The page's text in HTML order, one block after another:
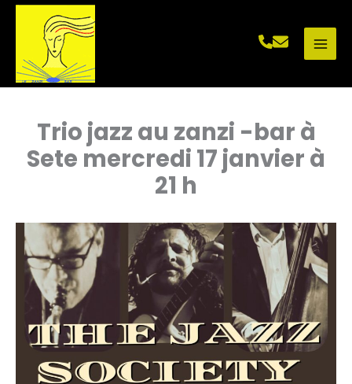
Aller
Trio jazz au zanzi -bar à
Sete mercredi 17 janvier à
21 h